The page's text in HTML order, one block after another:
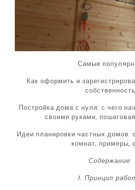
Самые
Как оформить и
собственность
Постройка дома с нуля: с чего
своими руками,
Идеи планировки частных домов:
комнат, примеры,
Содержание:
1. Принцип